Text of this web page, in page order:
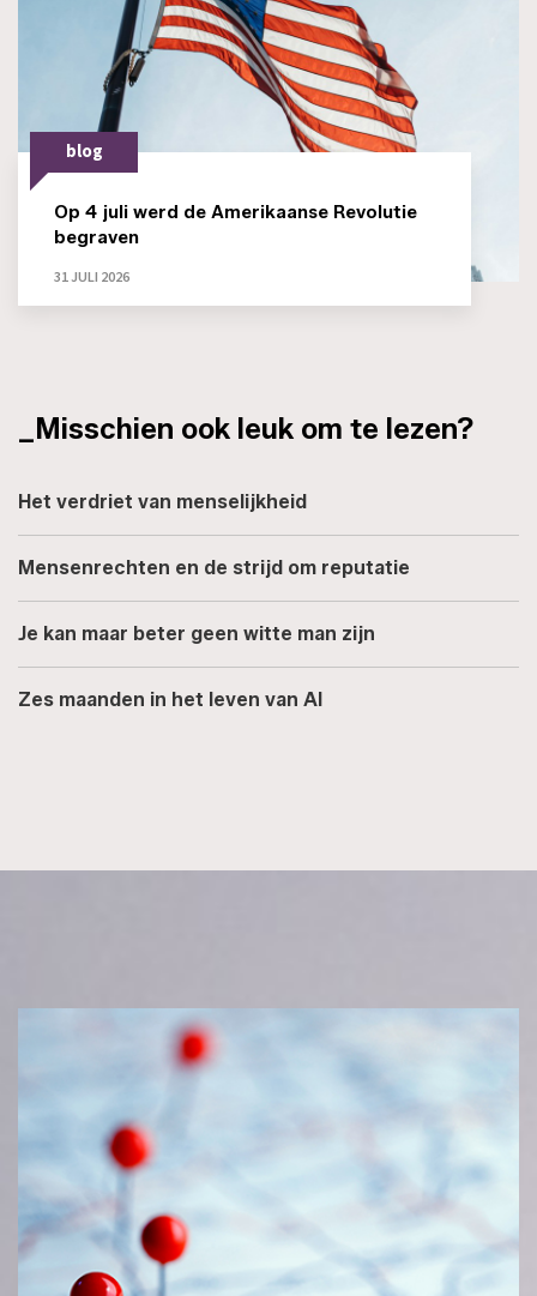
blog
Op 4 juli werd de Amerikaanse Revolutie
begraven
31 JULI 2026
_Misschien ook leuk om te lezen?
Het verdriet van menselijkheid
Mensenrechten en de strijd om reputatie
Je kan maar beter geen witte man zijn
Zes maanden in het leven van AI